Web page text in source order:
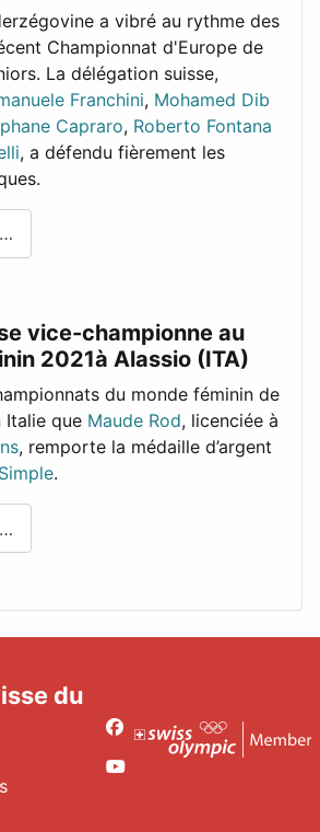
a vibré au rythme des
Championnat d'Europe de
La délégation suisse,
Franchini, Mohamed Dib
Capraro, Roberto Fontana
, a défendu fièrement les
vice-championne au
2021à Alassio (ITA)
du monde féminin de
Italie que Maude Rod, licenciée à
, remporte la médaille d’argent
Simple.
du
Facebook